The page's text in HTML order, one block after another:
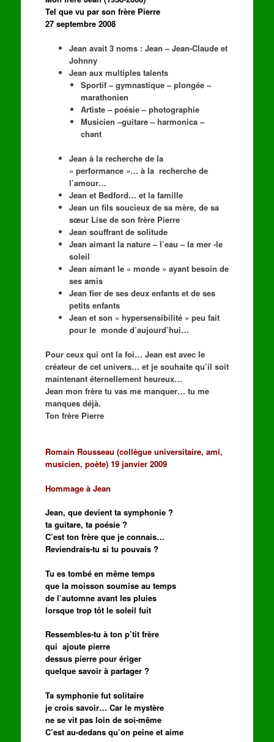
Tel que vu par son frère Pierre
27 septembre 2008
Jean avait 3 noms : Jean – Jean-Claude et
Johnny
Jean aux multiples talents
Sportif – gymnastique – plongée –
marathonien
Artiste – poésie – photographie
Musicien –guitare – harmonica –
chant
Jean à la recherche de la
« performance »… à la recherche de
l’amour…
Jean et Bedford… et la famille
Jean un fils soucieux de sa mère, de sa
sœur Lise de son frère Pierre
Jean souffrant de solitude
Jean aimant la nature – l’eau – la mer -le
soleil
Jean aimant le « monde » ayant besoin de
ses amis
Jean fier de ses deux enfants et de ses
petits enfants
Jean et son « hypersensibilité » peu fait
pour le monde d’aujourd’hui…
Pour ceux qui ont la foi… Jean est avec le
créateur de cet univers… et je souhaite qu’il soit
maintenant éternellement heureux…
Jean mon frère tu vas me manquer… tu me
manques déjà.
Ton frère Pierre
Romain Rousseau (collègue universitaire, ami,
musicien, poète) 19 janvier 2009
Hommage à Jean
Jean, que devient ta symphonie ?
ta guitare, ta poésie ?
C’est ton frère que je connais…
Reviendrais-tu si tu pouvais ?
Tu es tombé en même temps
que la moisson soumise au temps
de l’automne avant les pluies
lorsque trop tôt le soleil fuit
Ressembles-tu à ton p’tit frère
qui ajoute pierre
dessus pierre pour ériger
quelque savoir à partager ?
Ta symphonie fut solitaire
je crois savoir… Car le mystère
ne se vit pas loin de soi-même
C’est au-dedans qu’on peine et aime